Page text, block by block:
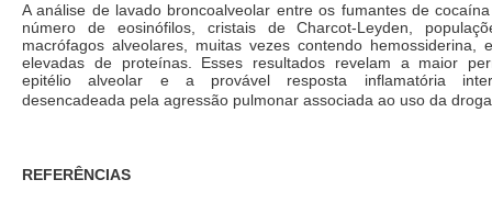
A análise de lavado broncoalveolar entre os fumantes de
número de eosinófilos, cristais de Charcot-Leyden,
macrófagos alveolares, muitas vezes contendo hemossiderina,
elevadas de proteínas. Esses resultados revelam a maior
epitélio alveolar e a provável resposta inflamatória
desencadeada pela agressão pulmonar associada ao uso da
REFERÊNCIAS